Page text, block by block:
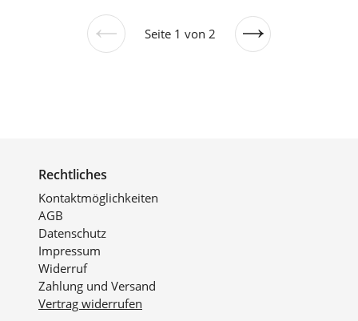
VorherigeSeite 1 von 2
Nächste
Rechtliches
Kontaktmöglichkeiten
AGB
Datenschutz
Impressum
Widerruf
Zahlung und Versand
Vertrag widerrufen